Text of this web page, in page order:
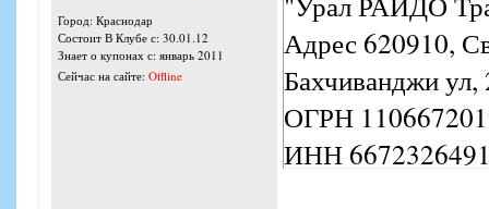
Город: Краснодар
Состоит В Клубе с: 30.01.12
Знает о купонах с: январь 2011
Сейчас на сайте: Offline
Адрес 620910,
Бахчиванджи ул,
ОГРН
ИНН